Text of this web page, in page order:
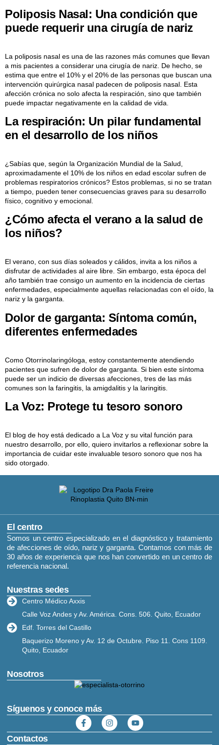
Poliposis Nasal: Una condición que
puede requerir una cirugía de nariz
La poliposis nasal es una de las razones más comunes que llevan
a mis pacientes a considerar una cirugía de nariz. De hecho, se
estima que entre el 10% y el 20% de las personas que buscan una
intervención quirúrgica nasal padecen de poliposis nasal. Esta
afección crónica no solo afecta la respiración, sino que también
puede impactar negativamente en la calidad de vida.
La respiración: Un pilar fundamental
en el desarrollo de los niños
¿Sabías que, según la Organización Mundial de la Salud,
aproximadamente el 10% de los niños en edad escolar sufren de
problemas respiratorios crónicos? Estos problemas, si no se tratan
a tiempo, pueden tener consecuencias graves para su desarrollo
físico, cognitivo y emocional.
¿Cómo afecta el verano a la salud de
los niños?
El verano, con sus días soleados y cálidos, invita a los niños a
disfrutar de actividades al aire libre. Sin embargo, esta época del
año también trae consigo un aumento en la incidencia de ciertas
enfermedades, especialmente aquellas relacionadas con el oído, la
nariz y la garganta.
Dolor de garganta: Síntoma común,
diferentes enfermedades
Como Otorrinolaringóloga, estoy constantemente atendiendo
pacientes que sufren de dolor de garganta. Si bien este síntoma
puede ser un indicio de diversas afecciones, tres de las más
comunes son la faringitis, la amigdalitis y la laringitis.
La Voz: Protege tu tesoro sonoro
El blog de hoy está dedicado a La Voz y su vital función para
nuestro desarrollo, por ello, quiero invitarlos a reflexionar sobre la
importancia de cuidar este invaluable tesoro sonoro que nos ha
sido otorgado.
El centro
Somos un centro especializado en el diagnóstico y tratamiento
de afecciones de oído, nariz y garganta. Contamos con más de
30 años de experiencia que nos han convertido en un centro de
referencia nacional.
Nuestras sedes
Centro Médico Axxis
Calle Voz Andes y Av. América. Cons. 506. Quito, Ecuador
Edf. Torres del Castillo
Baquerizo Moreno y Av. 12 de Octubre. Piso 11. Cons 1109.
Quito, Ecuador
Nosotros
Síguenos y conoce más
Contactos